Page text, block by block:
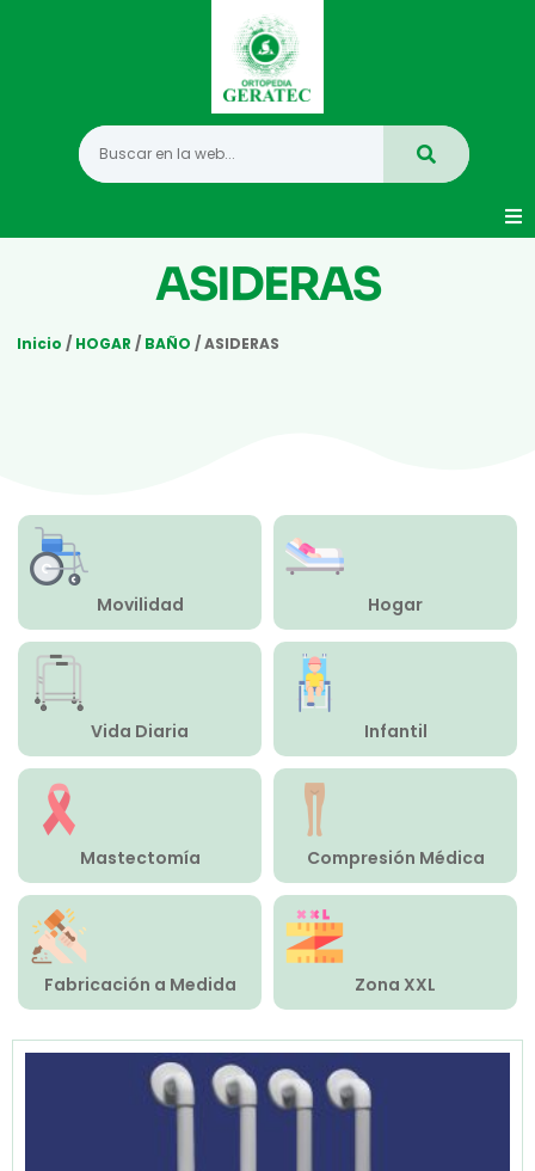
Hogar
Mastectomia
Compresión Médica
Fabricación a Medida
Zona XXL
Alquiler
ASIDERAS
Inicio / HOGAR / BAÑO / ASIDERAS
Movilidad Hogar
Vida Diaria Infantil
Mastectomía Compresión Médica
Fabricación a Medida Zona XXL